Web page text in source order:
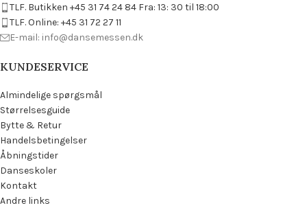
TLF. Butikken +45 31 74 24 84 Fra: 13: 30 til 18:00
TLF. Online: +45 31 72 27 11
E-mail: info@dansemessen.dk
KUNDESERVICE
Almindelige spørgsmål
Størrelsesguide
Bytte & Retur
Handelsbetingelser
Åbningstider
Danseskoler
Kontakt
Andre links